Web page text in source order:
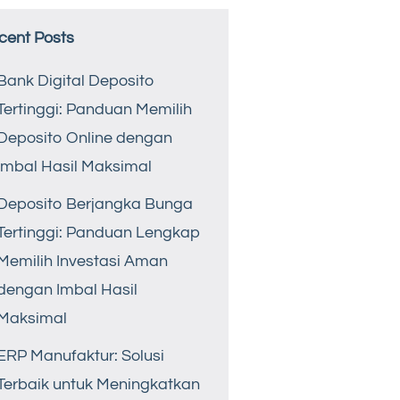
Posts
Digital Deposito
Panduan Memilih
Online dengan
Hasil Maksimal
Berjangka Bunga
Panduan Lengkap
Investasi Aman
Imbal Hasil
Manufaktur: Solusi
untuk Meningkatkan